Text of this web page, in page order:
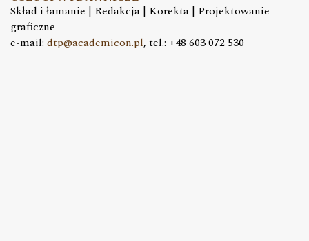
Skład i łamanie | Redakcja | Korekta | Projektowanie
graficzne
e-mail: dtp@academicon.pl, tel.: +48 603 072 530